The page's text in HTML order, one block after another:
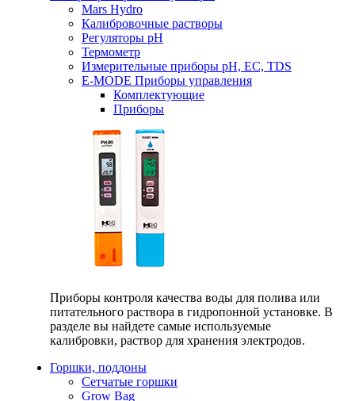
Mars Hydro
Калибровочные растворы
Регуляторы рН
Термометр
Измерительные приборы pH, EC, TDS
E-MODE Приборы управления
Комплектующие
Приборы
Приборы контроля качества воды для полива или
питательного раствора в гидропонной установке. В
разделе вы найдете самые используемые
калибровки, раствор для хранения электродов.
Горшки, поддоны
Сетчатые горшки
Grow Bag